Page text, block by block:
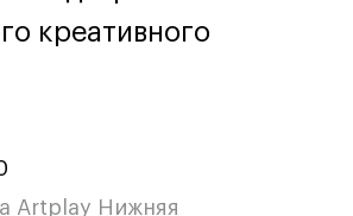
8 495 640 30 92
8 495 640 30 92
креативного
креативного
Artplay Нижняя